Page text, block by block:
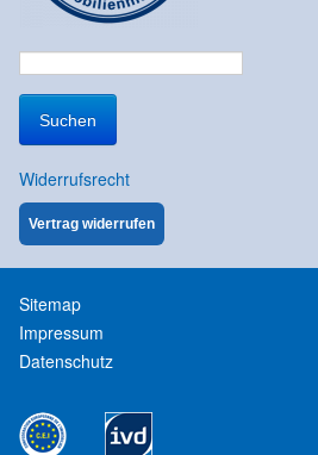
Suchen
nach:
Widerrufsrecht
Vertrag widerrufen
Sitemap
Impressum
Datenschutz